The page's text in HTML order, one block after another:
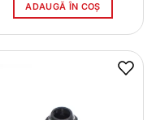
ADAUGĂ ÎN COȘ